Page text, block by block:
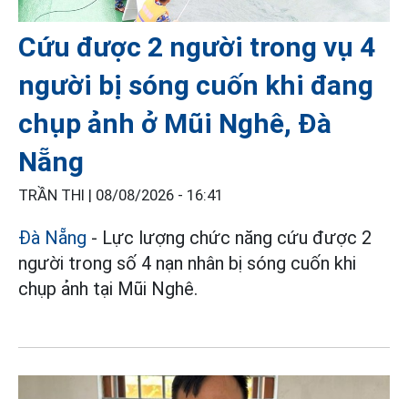
Cứu được 2 người trong vụ 4
người bị sóng cuốn khi đang
chụp ảnh ở Mũi Nghê, Đà
Nẵng
TRẦN THI | 08/08/2026 - 16:41
Đà Nẵng - Lực lượng chức năng cứu được 2
người trong số 4 nạn nhân bị sóng cuốn khi
chụp ảnh tại Mũi Nghê.